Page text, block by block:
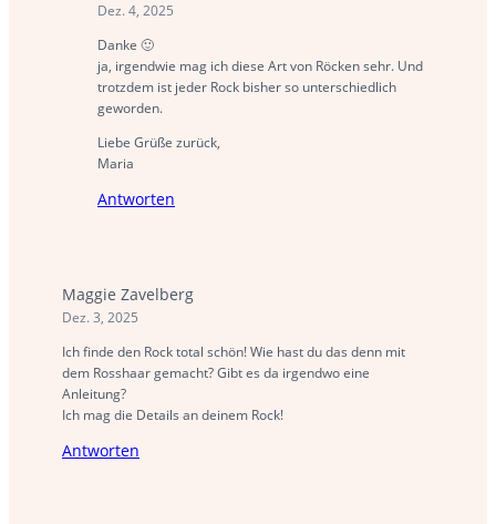
Dez. 4, 2025
Danke 🙂
ja, irgendwie mag ich diese Art von Röcken sehr. Und
trotzdem ist jeder Rock bisher so unterschiedlich
geworden.
Liebe Grüße zurück,
Maria
Antworten
Maggie Zavelberg
Dez. 3, 2025
Ich finde den Rock total schön! Wie hast du das denn mit
dem Rosshaar gemacht? Gibt es da irgendwo eine
Anleitung?
Ich mag die Details an deinem Rock!
Antworten